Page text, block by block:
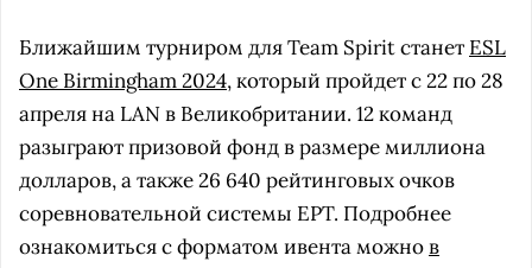
Ближайшим турниром для Team Spirit станет ESL
One Birmingham 2024, который пройдет с 22 по 28
апреля на LAN в Великобритании. 12 команд
разыграют призовой фонд в размере миллиона
долларов, а также 26 640 рейтинговых очков
соревновательной системы EPT. Подробнее
ознакомиться с форматом ивента можнов